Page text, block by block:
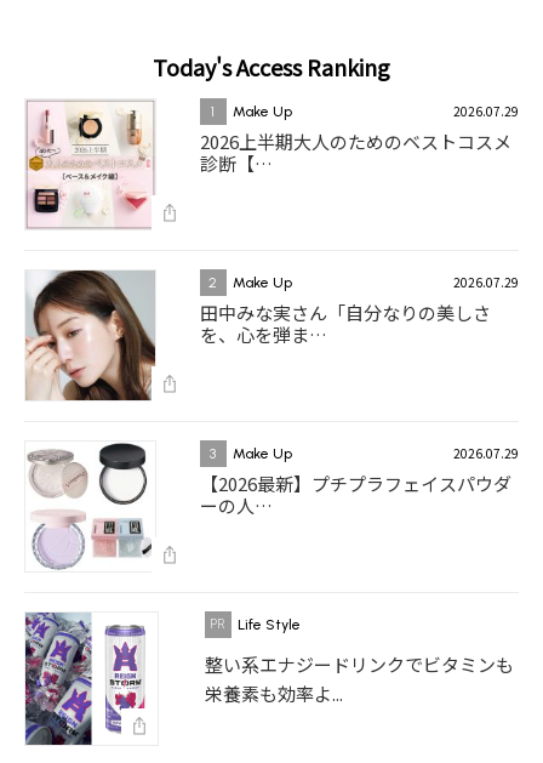
Today's Access Ranking
1 Make Up 2026.07.29
2026上半期大人のためのベストコスメ
診断【…
2 Make Up 2026.07.29
田中みな実さん「自分なりの美しさ
を、心を弾ま…
3 Make Up 2026.07.29
【2026最新】プチプラフェイスパウダ
ーの人…
Life Style
整い系エナジードリンクでビタミンも
栄養素も効率よ...